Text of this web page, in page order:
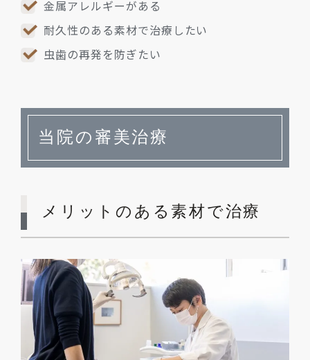
金属アレルギーがある
耐久性のある素材で治療したい
虫歯の再発を防ぎたい
当院の審美治療
メリットのある素材で治療